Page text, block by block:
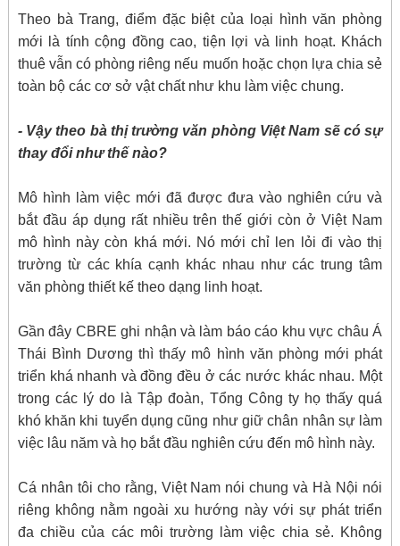
Theo bà Trang, điểm đặc biệt của loại hình văn phòng
mới là tính cộng đồng cao, tiện lợi và linh hoạt. Khách
thuê vẫn có phòng riêng nếu muốn hoặc chọn lựa chia sẻ
toàn bộ các cơ sở vật chất như khu làm việc chung.
- Vậy theo bà thị trường văn phòng Việt Nam sẽ có sự
thay đổi như thế nào?
Mô hình làm việc mới đã được đưa vào nghiên cứu và
bắt đầu áp dụng rất nhiều trên thế giới còn ở Việt Nam
mô hình này còn khá mới. Nó mới chỉ len lỏi đi vào thị
trường từ các khía cạnh khác nhau như các trung tâm
văn phòng thiết kế theo dạng linh hoạt.
Gần đây CBRE ghi nhận và làm báo cáo khu vực châu Á
Thái Bình Dương thì thấy mô hình văn phòng mới phát
triển khá nhanh và đồng đều ở các nước khác nhau. Một
trong các lý do là Tập đoàn, Tổng Công ty họ thấy quá
khó khăn khi tuyển dụng cũng như giữ chân nhân sự làm
việc lâu năm và họ bắt đầu nghiên cứu đến mô hình này.
Cá nhân tôi cho rằng, Việt Nam nói chung và Hà Nội nói
riêng không nằm ngoài xu hướng này với sự phát triển
đa chiều của các môi trường làm việc chia sẻ. Không